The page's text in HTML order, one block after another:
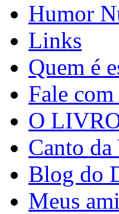
Humor
Links
Quem é
Fale
O
Canto
Blog do
Meus